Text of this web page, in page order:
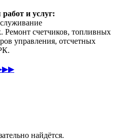
и услуг:
Ремонт счетчиков, топливных
управления, отсчетных
найдётся.